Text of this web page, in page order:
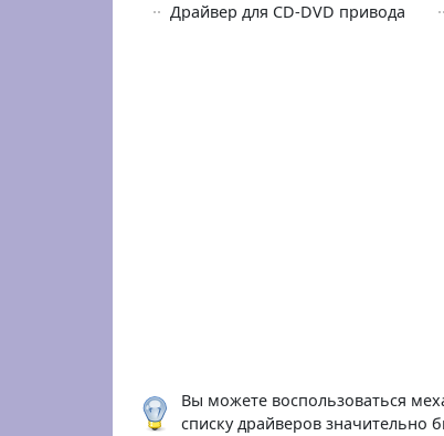
Драйвер для CD-DVD привода
Вы можете воспользоваться
списку драйверов значительно